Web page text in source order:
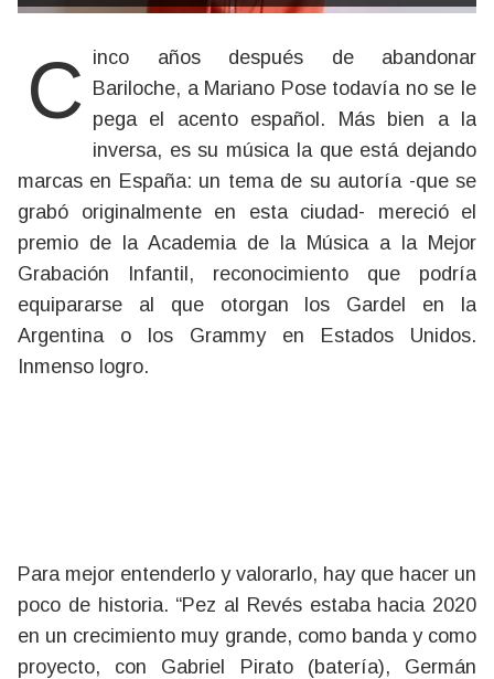
Cinco años después de abandonar Bariloche, a Mariano Pose todavía no se le
pega el acento español. Más bien a la
inversa, es su música la que está dejando
marcas en España: un tema de su autoría -que se
grabó originalmente en esta ciudad- mereció el
premio de la Academia de la Música a la Mejor
Grabación Infantil, reconocimiento que podría
equipararse al que otorgan los Gardel en la
Argentina o los Grammy en Estados Unidos.
Inmenso logro.
Para mejor entenderlo y valorarlo, hay que hacer un
poco de historia. “Pez al Revés estaba hacia 2020
en un crecimiento muy grande, como banda y como
proyecto, con Gabriel Pirato (batería), Germán